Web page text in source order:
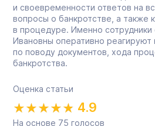
и своевременности ответов на
вопросы о банкротстве, а также
в процедуре. Именно сотрудники
Ивановны оперативно
по поводу документов, хода
банкротства.
Оценка статьи
4.9
На основе 75 голосов